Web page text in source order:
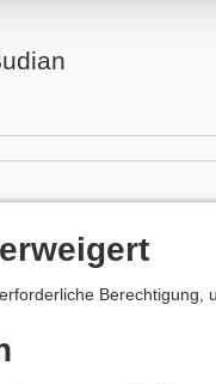
Berechtigung,